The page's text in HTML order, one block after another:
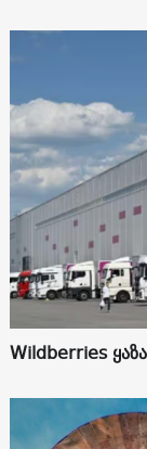
Wildberries